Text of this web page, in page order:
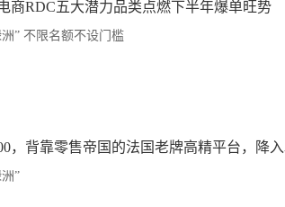
商RDC五大潜力品类点燃下半年爆单旺势
” 不限名额不设门槛
，背靠零售帝国的法国老牌高精平台，降
”